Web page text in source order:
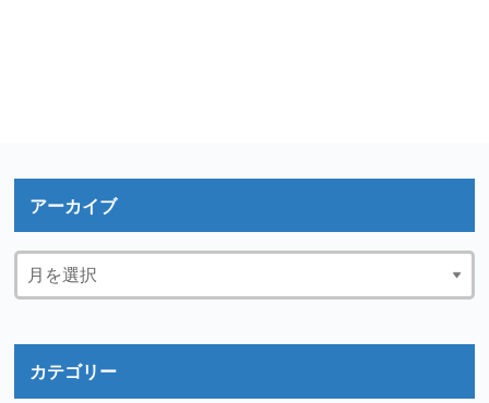
アーカイブ
カテゴリー